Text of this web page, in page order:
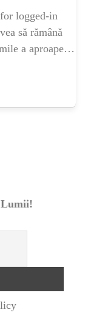
logged-in
să rămână
a aproape 2
Lumii!
Rotația